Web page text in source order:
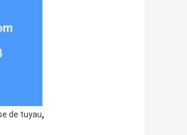
de tuyau,